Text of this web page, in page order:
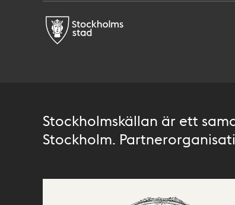
Stockholmskällan är ett
Stockholm.